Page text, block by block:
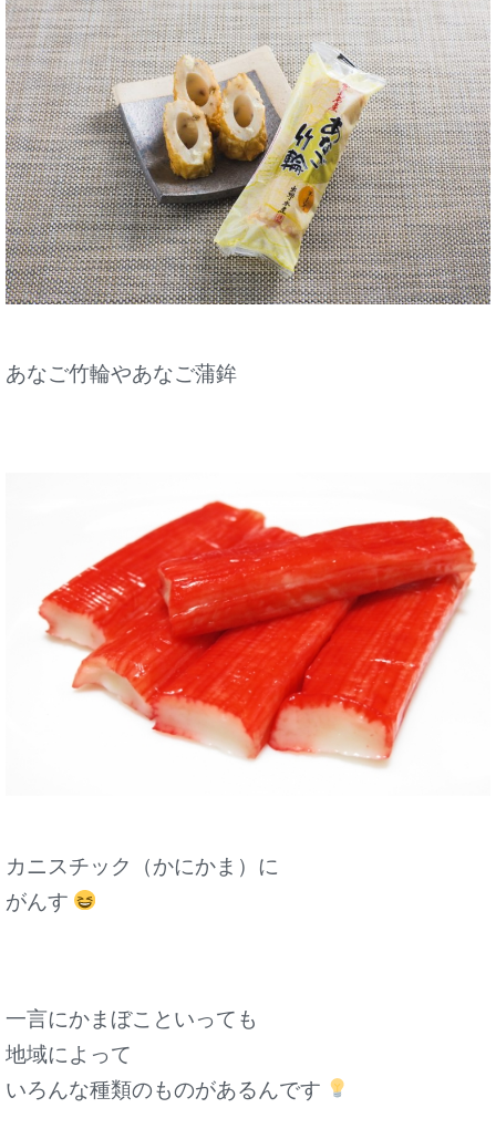
あなご竹輪やあなご蒲鉾
カニスチック（かにかま）に
がんす
一言にかまぼこといっても
地域によって
いろんな種類のものがあるんです